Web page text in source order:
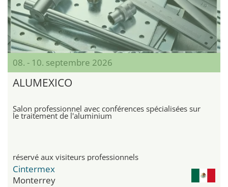
08. - 10. septembre 2026
ALUMEXICO
Salon professionnel avec conférences spécialisées sur
le traitement de l'aluminium
réservé aux visiteurs professionnels
Cintermex
Monterrey